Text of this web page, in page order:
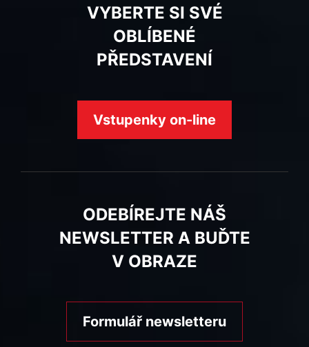
VYBERTE SI SVÉ
OBLÍBENÉ
PŘEDSTAVENÍ
Vstupenky on-line
ODEBÍREJTE NÁŠ
NEWSLETTER A BUĎTE
V OBRAZE
Formulář newsletteru